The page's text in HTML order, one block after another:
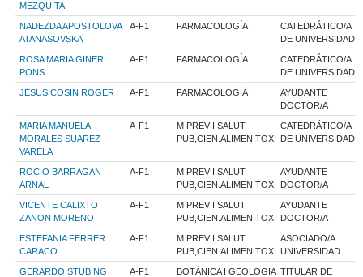
MEZQUITA
NADEZDA APOSTOLOVA
ATANASOVSKA
A-F1 FARMACOLOGÍA
CATEDRÁTICO/A
DE UNIVERSIDAD
ROSA MARIA GINER
PONS
A-F1 FARMACOLOGÍA
CATEDRÁTICO/A
DE UNIVERSIDAD
JESUS COSIN ROGER A-F1 FARMACOLOGÍA
AYUDANTE
DOCTOR/A
MARIA MANUELA
MORALES SUAREZ-
VARELA
A-F1
M PREV I SALUT
PUB,CIEN.ALIMEN,TOXI
CATEDRÁTICO/A
DE UNIVERSIDAD
ROCIO BARRAGAN
ARNAL
A-F1
M PREV I SALUT
PUB,CIEN.ALIMEN,TOXI
AYUDANTE
DOCTOR/A
VICENTE CALIXTO
ZANON MORENO
A-F1
M PREV I SALUT
PUB,CIEN.ALIMEN,TOXI
AYUDANTE
DOCTOR/A
ESTEFANIA FERRER
CARACO
A-F1
M PREV I SALUT
PUB,CIEN.ALIMEN,TOXI
ASOCIADO/A
UNIVERSIDAD
GERARDO STUBING A-F1 BOTÀNICA I GEOLOGIA TITULAR DE